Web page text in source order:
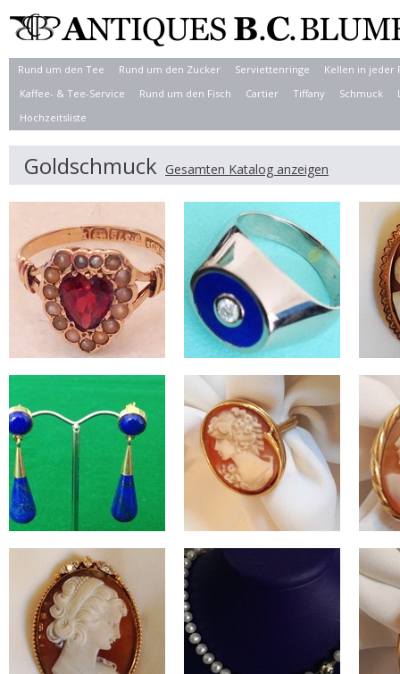
Rund um den Tee Rund um den Zucker Serviettenringe
Kellen in jeder
Kaffee- & Tee-Service
Rund um den Fisch Cartier Tiffany Schmuck
Hochzeitsliste
Goldschmuck Gesamten Katalog anzeigen